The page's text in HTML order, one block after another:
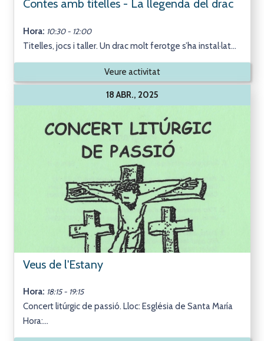
Contes amb titelles - La llegenda del drac
Hora: 10:30 - 12:00
Titelles, jocs i taller. Un drac molt ferotge s’ha instal·lat...
Veure activitat
18 ABR., 2025
Veus de l'Estany
Hora: 18:15 - 19:15
Concert litúrgic de passió. Lloc: Església de Santa María
Hora:...